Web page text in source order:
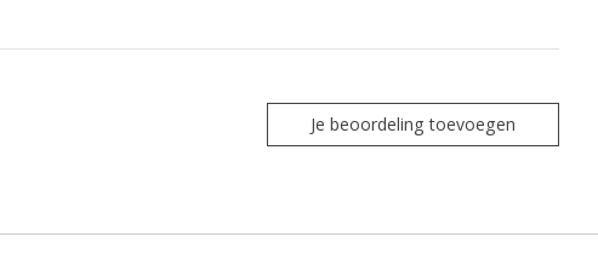
Je beoordeling toevoegen